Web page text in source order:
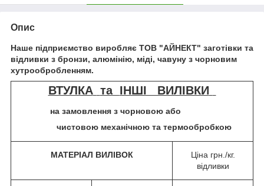
Опис
Наше підприємство виробляє ТОВ "АЙНЕКТ" заготівки та
відливки з бронзи, алюмінію, міді, чавуну з чорновим
хутрообробленням.
ВТУЛКА та ІНШІ ВИЛІВКИ
на замовлення з чорновою або
чистовою механічною та термообробкою
МАТЕРІАЛ ВИЛІВОК
Ціна грн./кг.
відливки